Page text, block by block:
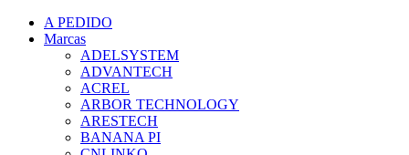
A PEDIDO
Marcas
ADELSYSTEM
ADVANTECH
ACREL
ARBOR TECHNOLOGY
ARESTECH
BANANA PI